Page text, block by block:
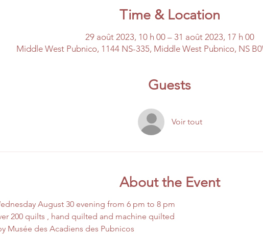
Time & Location
29 août 2023, 10 h 00 – 31 août 2023, 17 h 00
Middle West Pubnico, 1144 NS-335, Middle West Pubnico, NS
Guests
Voir tout
About the Event
August 30 evening from 6 pm to 8 pm
200 quilts , hand quilted and machine quilted
Musée des Acadiens des Pubnicos